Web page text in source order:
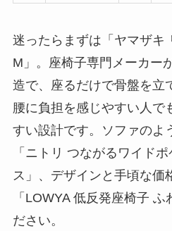
迷ったらまずは「ヤマザキ
M」。座椅子専門メーカー
造で、座るだけで骨盤を立
腰に負担を感じやすい人で
すい設計です。ソファのよ
「ニトリ つながるワイド
ス」、デザインと手頃な価
「LOWYA 低反発座椅子
ださい。